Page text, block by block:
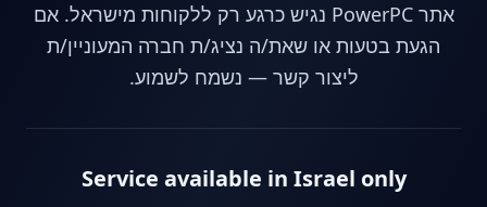
אתר PowerPC נגיש כרגע רק ללקוחות מישראל. אם
הגעת בטעות או שאת/ה נציג/ת חברה המעוניין/ת
ליצור קשר — נשמח לשמוע.
Service available in Israel only